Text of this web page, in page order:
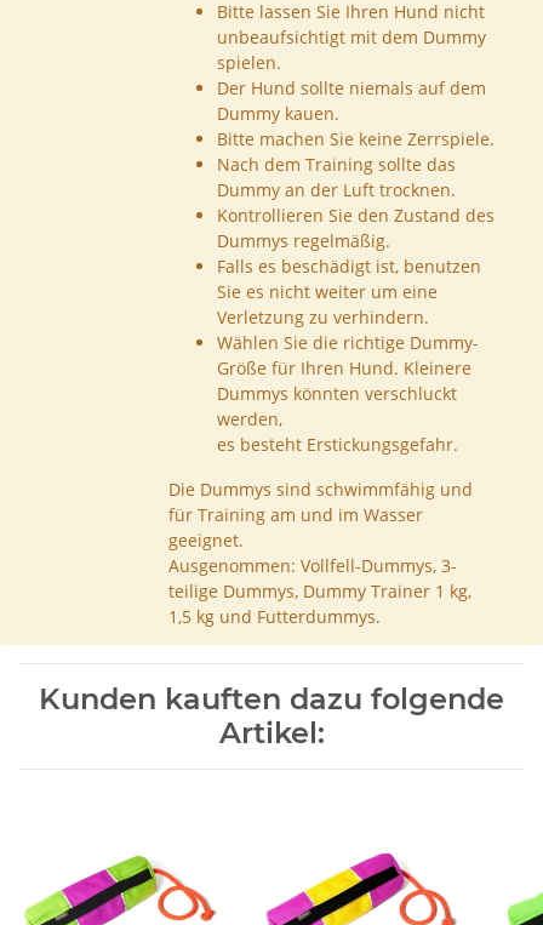
Bitte lassen Sie Ihren Hund nicht
unbeaufsichtigt mit dem Dummy
spielen.
Der Hund sollte niemals auf dem
Dummy kauen.
Bitte machen Sie keine Zerrspiele.
Nach dem Training sollte das
Dummy an der Luft trocknen.
Kontrollieren Sie den Zustand des
Dummys regelmäßig.
Falls es beschädigt ist, benutzen
Sie es nicht weiter um eine
Verletzung zu verhindern.
Wählen Sie die richtige Dummy-
Größe für Ihren Hund. Kleinere
Dummys könnten verschluckt
werden,
es besteht Erstickungsgefahr.
Die Dummys sind schwimmfähig und
für Training am und im Wasser
geeignet.
Ausgenommen: Vollfell-Dummys, 3-
teilige Dummys, Dummy Trainer 1 kg,
1,5 kg und Futterdummys.
Kunden kauften dazu folgende
Artikel: